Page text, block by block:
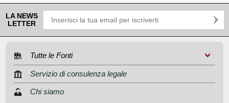
LA NEWS
LETTER
Tutte le Fonti
Servizio di consulenza legale
Chi siamo